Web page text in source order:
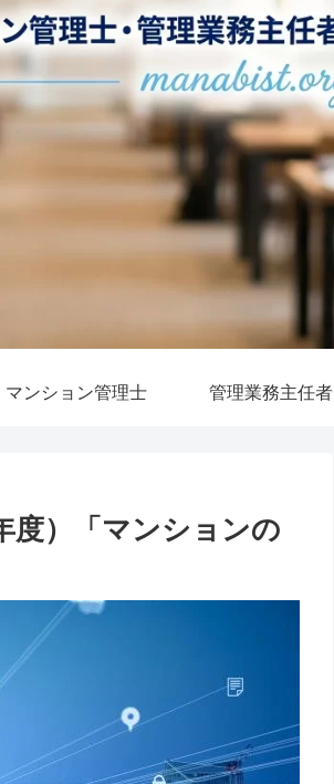
マンション管理士 管理業務主任者
度）「マンションの